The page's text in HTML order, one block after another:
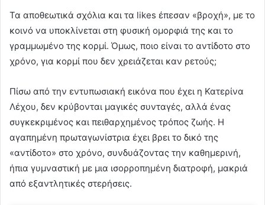
Τα αποθεωτικά σχόλια και τα likes έπεσαν «βροχή», με το
κοινό να υποκλίνεται στη φυσική ομορφιά της και το
γραμμωμένο της κορμί. Όμως, ποιο είναι το αντίδοτο στο
χρόνο, για κορμί που δεν χρειάζεται καν ρετούς;
Πίσω από την εντυπωσιακή εικόνα που έχει η Κατερίνα
Λέχου, δεν κρύβονται μαγικές συνταγές, αλλά ένας
συγκεκριμένος και πειθαρχημένος τρόπος ζωής. Η
αγαπημένη πρωταγωνίστρια έχει βρει το δικό της
«αντίδοτο» στο χρόνο, συνδυάζοντας την καθημερινή,
ήπια γυμναστική με μια ισορροπημένη διατροφή, μακριά
από εξαντλητικές στερήσεις.